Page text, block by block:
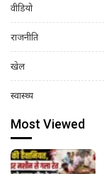
वीडियो
राजनीति
खेल
स्वास्थ्य
Most Viewed